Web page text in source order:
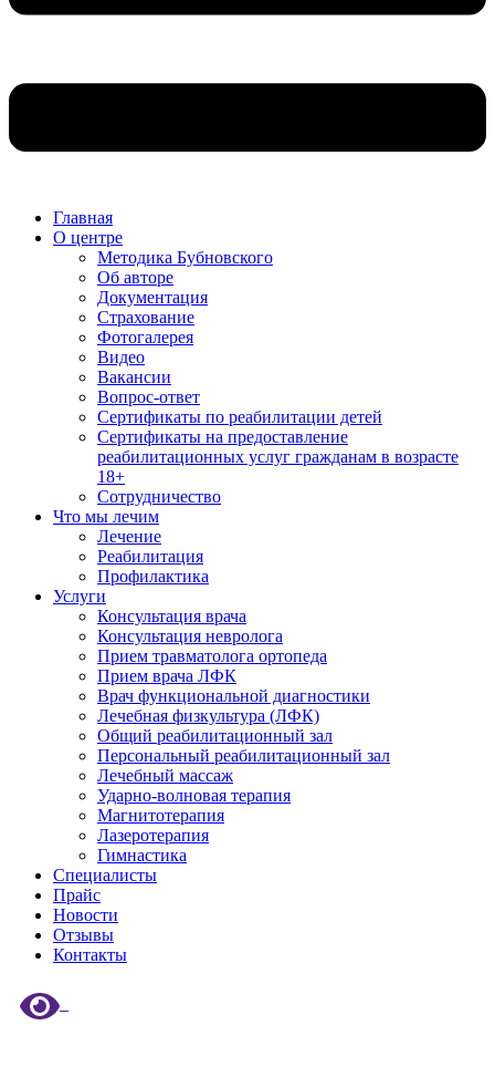
Главная
О центре
Методика Бубновского
Об авторе
Документация
Страхование
Фотогалерея
Видео
Вакансии
Вопрос-ответ
Сертификаты по реабилитации детей
Сертификаты на предоставление
реабилитационных услуг гражданам в возрасте
18+
Сотрудничество
Что мы лечим
Лечение
Реабилитация
Профилактика
Услуги
Консультация врача
Консультация невролога
Прием травматолога ортопеда
Прием врача ЛФК
Врач функциональной диагностики
Лечебная физкультура (ЛФК)
Общий реабилитационный зал
Персональный реабилитационный зал
Лечебный массаж
Ударно-волновая терапия
Магнитотерапия
Лазеротерапия
Гимнастика
Специалисты
Прайс
Новости
Отзывы
Контакты